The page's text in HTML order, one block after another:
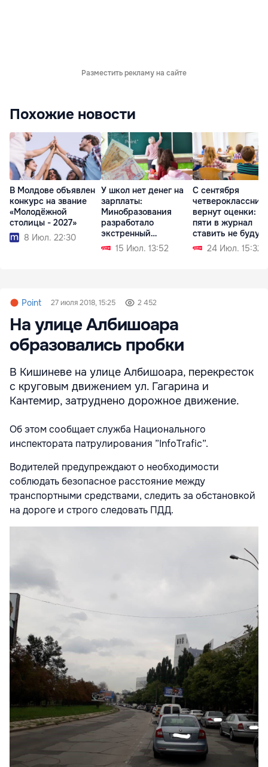
Разместить рекламу на сайте
Похожие новости
В Молдове объявлен
конкурс на звание
«Молодёжной
столицы - 2027»
8 Июл. 22:30
У школ нет денег на
зарплаты:
Минобразования
разработало
экстренный
механизм
15 Июл. 13:52
С сентября
вернут оценки:
пяти в журнал
ставить не будут
24 Июл. 15:32
Point 27 июля 2018, 15:25 2 452
На улице Албишоара
образовались пробки
В Кишиневе на улице Албишоара, перекресток
с круговым движением ул. Гагарина и
Кантемир, затруднено дорожное движение.
Об этом сообщает служба Национального
инспектората патрулирования ”InfoTrafic”.
Водителей предупреждают о необходимости
соблюдать безопасное расстояние между
транспортными средствами, следить за обстановкой
на дороге и строго следовать ПДД.